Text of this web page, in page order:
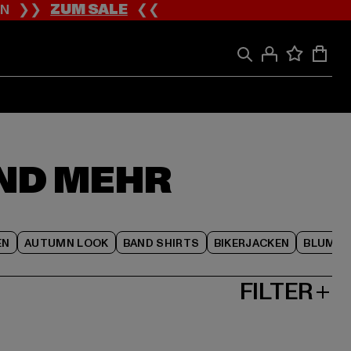
❯❯ZUM SALE❮❮
MEHR
AUTUMN LOOK BAND SHIRTS BIKERJACKEN
FILTER